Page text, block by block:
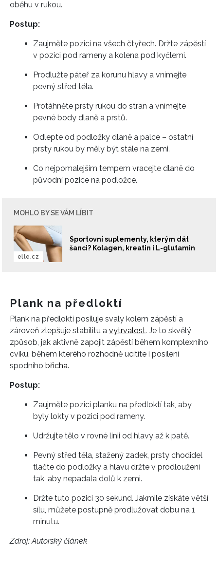
INFORMACE
REDAKCE
oběhu v rukou.
Postup:
Zaujměte pozici na všech čtyřech. Držte zápěstí
v pozici pod rameny a kolena pod kyčlemi.
Prodlužte páteř za korunu hlavy a vnímejte
pevný střed těla.
Protáhněte prsty rukou do stran a vnímejte
pevné body dlaně a prstů.
Odlepte od podložky dlaně a palce – ostatní
prsty rukou by měly být stále na zemi.
Co nejpomalejším tempem vracejte dlaně do
původní pozice na podložce.
MOHLO BY SE VÁM LÍBIT
Sportovní suplementy, kterým dát
šanci? Kolagen, kreatin i L-glutamin
elle.cz
Plank na předloktí
Plank na předloktí posiluje svaly kolem zápěstí a
zároveň zlepšuje stabilitu a vytrvalost. Je to skvělý
způsob, jak aktivně zapojit zápěstí během komplexního
cviku, během kterého rozhodně ucítíte i posílení
spodního břicha.
Postup:
Zaujměte pozici planku na předloktí tak, aby
byly lokty v pozici pod rameny.
Udržujte tělo v rovné linii od hlavy až k patě.
Pevný střed těla, stažený zadek, prsty chodidel
tlačte do podložky a hlavu držte v prodloužení
tak, aby nepadala dolů k zemi.
Držte tuto pozici 30 sekund. Jakmile získáte větší
sílu, můžete postupně prodlužovat dobu na 1
minutu.
Zdroj: Autorský článek